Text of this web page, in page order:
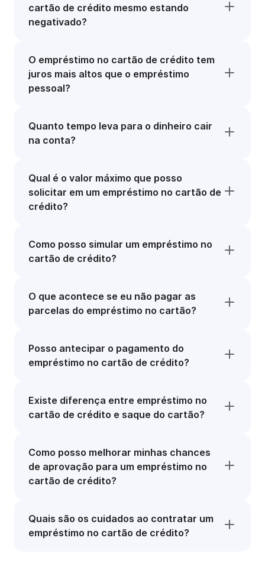
cartão de crédito mesmo estando
negativado?
O empréstimo no cartão de crédito tem
juros mais altos que o empréstimo
pessoal?
Quanto tempo leva para o dinheiro cair
na conta?
Qual é o valor máximo que posso
solicitar em um empréstimo no cartão de
crédito?
Como posso simular um empréstimo no
cartão de crédito?
O que acontece se eu não pagar as
parcelas do empréstimo no cartão?
Posso antecipar o pagamento do
empréstimo no cartão de crédito?
Existe diferença entre empréstimo no
cartão de crédito e saque do cartão?
Como posso melhorar minhas chances
de aprovação para um empréstimo no
cartão de crédito?
Quais são os cuidados ao contratar um
empréstimo no cartão de crédito?